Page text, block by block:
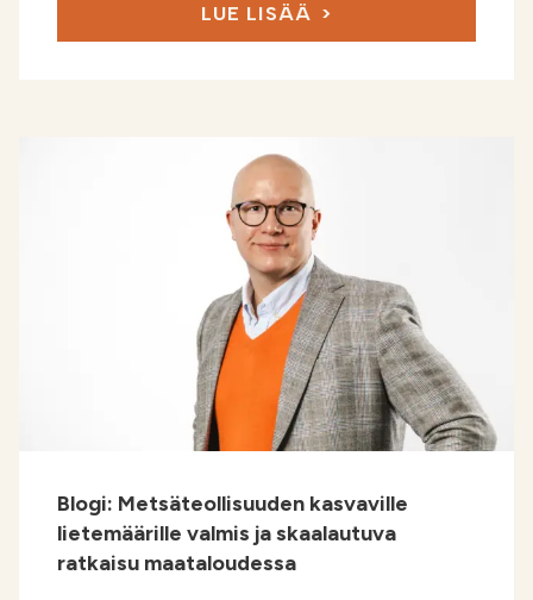
LUE LISÄÄ
Blogi: Metsäteollisuuden kasvaville
lietemäärille valmis ja skaalautuva
ratkaisu maataloudessa